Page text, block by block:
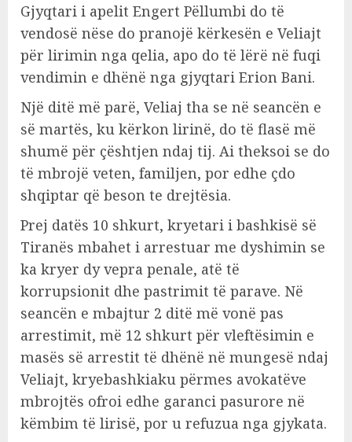
Gjyqtari i apelit Engert Pëllumbi do të
vendosë nëse do pranojë kërkesën e Veliajt
për lirimin nga qelia, apo do të lërë në fuqi
vendimin e dhënë nga gjyqtari Erion Bani.
Një ditë më parë, Veliaj tha se në seancën e
së martës, ku kërkon lirinë, do të flasë më
shumë për çështjen ndaj tij. Ai theksoi se do
të mbrojë veten, familjen, por edhe çdo
shqiptar që beson te drejtësia.
Prej datës 10 shkurt, kryetari i bashkisë së
Tiranës mbahet i arrestuar me dyshimin se
ka kryer dy vepra penale, atë të
korrupsionit dhe pastrimit të parave. Në
seancën e mbajtur 2 ditë më vonë pas
arrestimit, më 12 shkurt për vleftësimin e
masës së arrestit të dhënë në mungesë ndaj
Veliajt, kryebashkiaku përmes avokatëve
mbrojtës ofroi edhe garanci pasurore në
këmbim të lirisë, por u refuzua nga gjykata.